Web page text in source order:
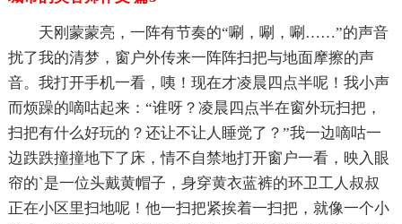
天刚蒙蒙亮，一阵有节奏的“唰，唰，唰……”的声音
扰了我的清梦，窗户外传来一阵阵扫把与地面摩擦的声
音。我打开手机一看，咦！现在才凌晨四点半呢！我小声
而烦躁的嘀咕起来：“谁呀？凌晨四点半在窗外玩扫把，
扫把有什么好玩的？还让不让人睡觉了？”我一边嘀咕一
边跌跌撞撞地下了床，情不自禁地打开窗户一看，映入眼
帘的`是一位头戴黄帽子，身穿黄衣蓝裤的环卫工人叔叔
正在小区里扫地呢！他一扫把紧挨着一扫把，就像一个小